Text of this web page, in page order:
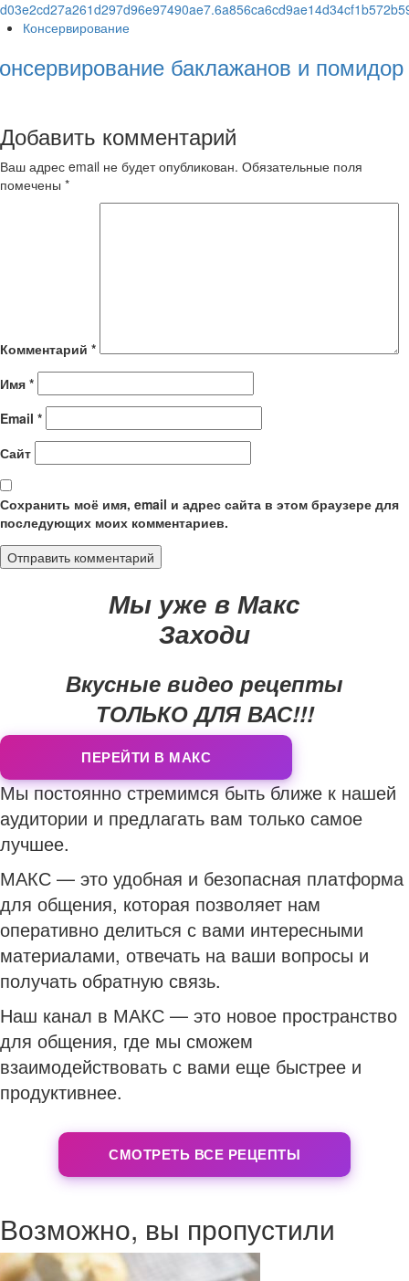
Консервирование
баклажанов и помидор
Добавить комментарий
Ваш адрес email не будет опубликован. Обязательные поля
помечены *
Комментарий *
Имя *
Email *
Сайт
Сохранить моё имя, email и адрес сайта в этом браузере для
последующих моих комментариев.
Мы уже в Макс
Заходи
Вкусные видео рецепты
ТОЛЬКО ДЛЯ ВАС!!!
ПЕРЕЙТИ В МАКС
Мы постоянно стремимся быть ближе к нашей
аудитории и предлагать вам только самое
лучшее.
МАКС — это удобная и безопасная платформа
для общения, которая позволяет нам
оперативно делиться с вами интересными
материалами, отвечать на ваши вопросы и
получать обратную связь.
Наш канал в МАКС — это новое пространство
для общения, где мы сможем
взаимодействовать с вами еще быстрее и
продуктивнее.
СМОТРЕТЬ ВСЕ РЕЦЕПТЫ
Возможно, вы пропустили